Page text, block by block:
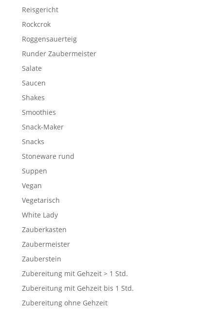
Reisgericht
Rockcrok
Roggensauerteig
Runder Zaubermeister
Salate
Saucen
Shakes
Smoothies
Snack-Maker
Snacks
Stoneware rund
Suppen
Vegan
Vegetarisch
White Lady
Zauberkasten
Zaubermeister
Zauberstein
Zubereitung mit Gehzeit > 1 Std.
Zubereitung mit Gehzeit bis 1 Std.
Zubereitung ohne Gehzeit